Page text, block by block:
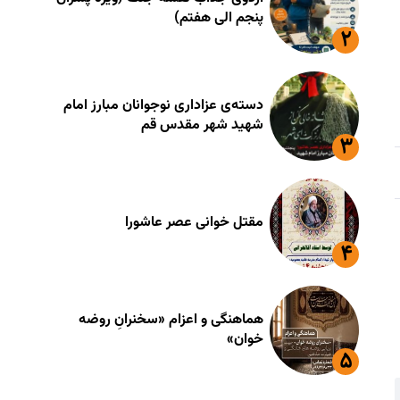
پنجم الی هفتم)
دسته‌ی عزاداری نوجوانان مبارز امام
شهید شهر مقدس قم
مقتل خوانی عصر عاشورا
هماهنگی و اعزام «سخنرانِ روضه
خوان»